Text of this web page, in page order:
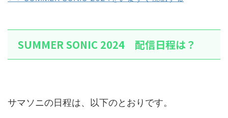
SUMMER SONIC 2024 配信日程は？
サマソニの日程は、以下のとおりです。